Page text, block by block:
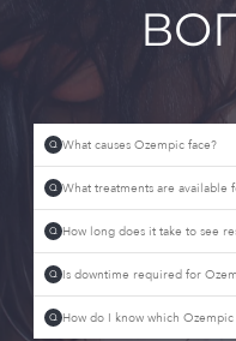
Q What causes Ozempic face?
Q What treatments are available
Q How long does it take to see
Q Is downtime required for
Q How do I know which